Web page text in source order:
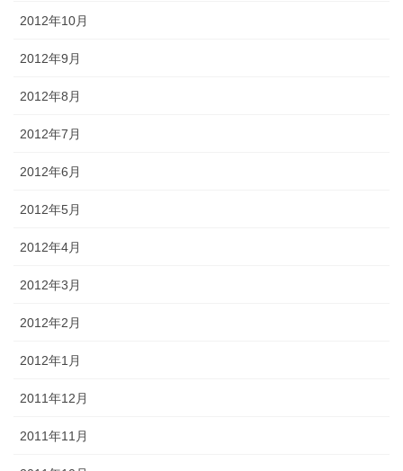
2012年10月
2012年9月
2012年8月
2012年7月
2012年6月
2012年5月
2012年4月
2012年3月
2012年2月
2012年1月
2011年12月
2011年11月